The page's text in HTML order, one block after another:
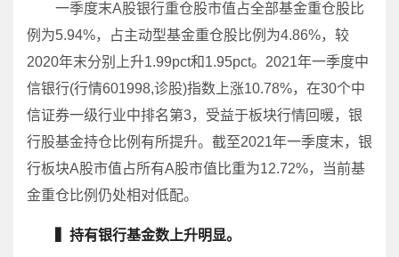
一季度末A股银行重仓股市值占全部基金重仓股比
例为5.94%，占主动型基金重仓股比例为4.86%，较
2020年末分别上升1.99pct和1.95pct。2021年一季度中
信银行(行情601998,诊股)指数上涨10.78%，在30个中
信证券一级行业中排名第3，受益于板块行情回暖，银
行股基金持仓比例有所提升。截至2021年一季度末，银
行板块A股市值占所有A股市值比重为12.72%，当前基
金重仓比例仍处相对低配。
▍持有银行基金数上升明显。